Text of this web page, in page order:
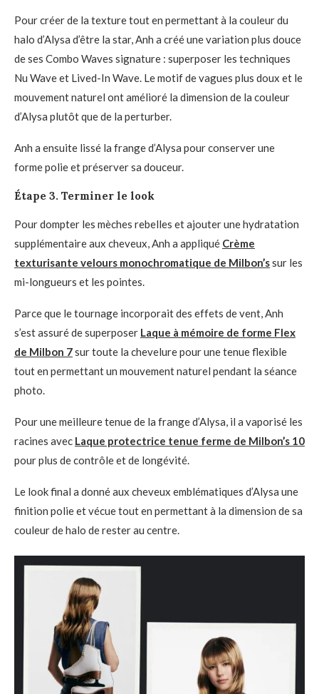
Pour créer de la texture tout en permettant à la couleur du
halo d’Alysa d’être la star, Anh a créé une variation plus douce
de ses Combo Waves signature : superposer les techniques
Nu Wave et Lived-In Wave. Le motif de vagues plus doux et le
mouvement naturel ont amélioré la dimension de la couleur
d’Alysa plutôt que de la perturber.
Anh a ensuite lissé la frange d’Alysa pour conserver une
forme polie et préserver sa douceur.
Étape 3. Terminer le look
Pour dompter les mèches rebelles et ajouter une hydratation
supplémentaire aux cheveux, Anh a appliqué Crème
texturisante velours monochromatique de Milbon’ssur les
mi-longueurs et les pointes.
Parce que le tournage incorporait des effets de vent, Anh
s’est assuré de superposer Laque à mémoire de forme Flex
de Milbon 7sur toute la chevelure pour une tenue flexible
tout en permettant un mouvement naturel pendant la séance
photo.
Pour une meilleure tenue de la frange d’Alysa, il a vaporisé les
racines avec Laque protectrice tenue ferme de Milbon’s 10
pour plus de contrôle et de longévité.
Le look final a donné aux cheveux emblématiques d’Alysa une
finition polie et vécue tout en permettant à la dimension de sa
couleur de halo de rester au centre.